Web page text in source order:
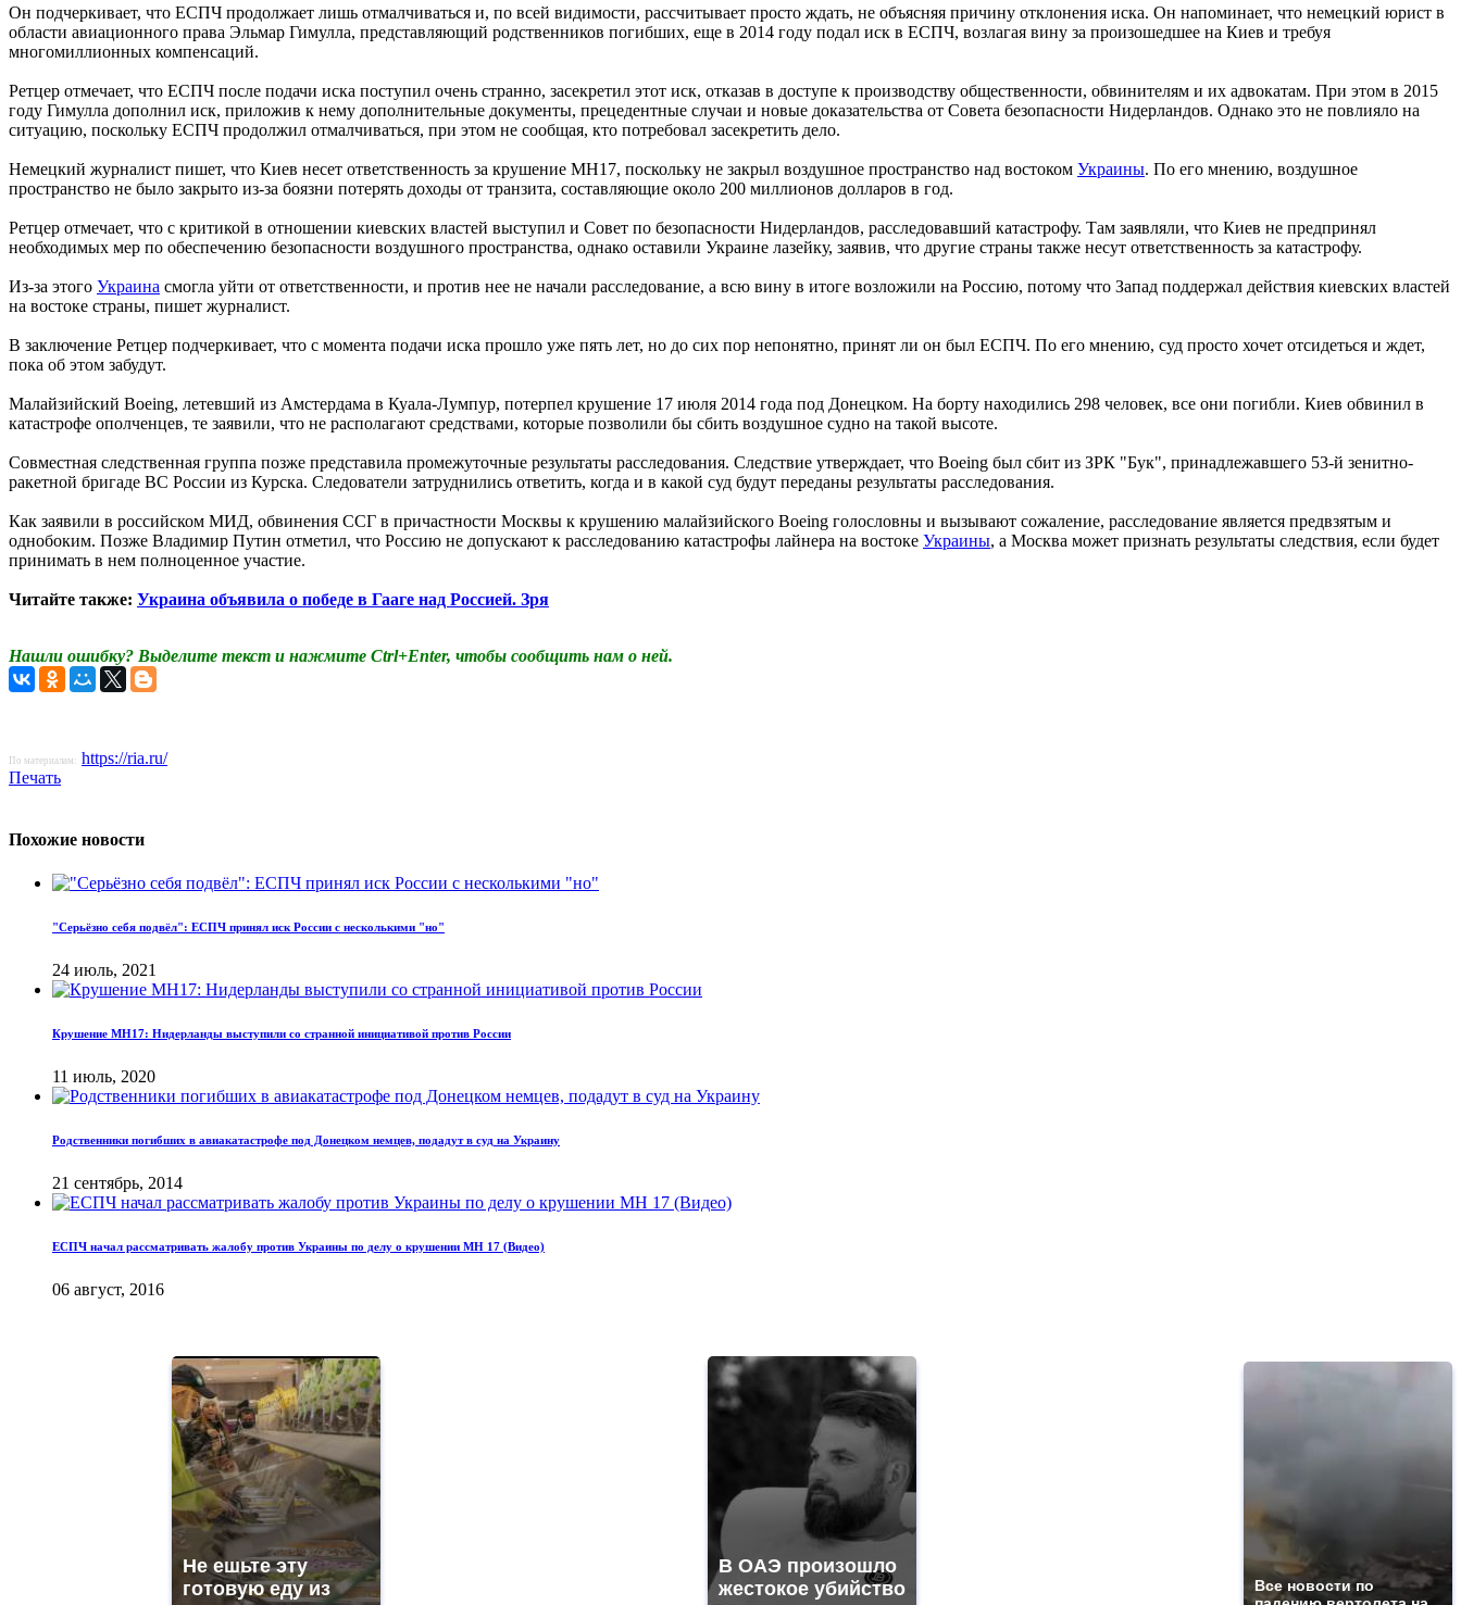
Он подчеркивает, что ЕСПЧ продолжает лишь отмалчиваться и, по всей видимости, рассчитывает просто ждать, не объясняя причину отклонения иска. Он напоминает, что немецкий юрист в
области авиационного права Эльмар Гимулла, представляющий родственников погибших, еще в 2014 году подал иск в ЕСПЧ, возлагая вину за произошедшее на Киев и требуя
многомиллионных компенсаций.
Ретцер отмечает, что ЕСПЧ после подачи иска поступил очень странно, засекретил этот иск, отказав в доступе к производству общественности, обвинителям и их адвокатам. При этом в 2015
году Гимулла дополнил иск, приложив к нему дополнительные документы, прецедентные случаи и новые доказательства от Совета безопасности Нидерландов. Однако это не повлияло на
ситуацию, поскольку ЕСПЧ продолжил отмалчиваться, при этом не сообщая, кто потребовал засекретить дело.
Немецкий журналист пишет, что Киев несет ответственность за крушение MH17, поскольку не закрыл воздушное пространство над востоком Украины. По его мнению, воздушное
пространство не было закрыто из-за боязни потерять доходы от транзита, составляющие около 200 миллионов долларов в год.
Ретцер отмечает, что с критикой в отношении киевских властей выступил и Совет по безопасности Нидерландов, расследовавший катастрофу. Там заявляли, что Киев не предпринял
необходимых мер по обеспечению безопасности воздушного пространства, однако оставили Украине лазейку, заявив, что другие страны также несут ответственность за катастрофу.
Из-за этого Украина смогла уйти от ответственности, и против нее не начали расследование, а всю вину в итоге возложили на Россию, потому что Запад поддержал действия киевских властей
на востоке страны, пишет журналист.
В заключение Ретцер подчеркивает, что с момента подачи иска прошло уже пять лет, но до сих пор непонятно, принят ли он был ЕСПЧ. По его мнению, суд просто хочет отсидеться и ждет,
пока об этом забудут.
Малайзийский Boeing, летевший из Амстердама в Куала-Лумпур, потерпел крушение 17 июля 2014 года под Донецком. На борту находились 298 человек, все они погибли. Киев обвинил в
катастрофе ополченцев, те заявили, что не располагают средствами, которые позволили бы сбить воздушное судно на такой высоте.
Совместная следственная группа позже представила промежуточные результаты расследования. Следствие утверждает, что Boeing был сбит из ЗРК "Бук", принадлежавшего 53-й зенитно-
ракетной бригаде ВС России из Курска. Следователи затруднились ответить, когда и в какой суд будут переданы результаты расследования.
Как заявили в российском МИД, обвинения ССГ в причастности Москвы к крушению малайзийского Boeing голословны и вызывают сожаление, расследование является предвзятым и
однобоким. Позже Владимир Путин отметил, что Россию не допускают к расследованию катастрофы лайнера на востоке Украины, а Москва может признать результаты следствия, если будет
принимать в нем полноценное участие.
Читайте также: Украина объявила о победе в Гааге над Россией. Зря
Нашли ошибку? Выделите текст и нажмите Ctrl+Enter, чтобы сообщить нам о ней.
По материалам: https://ria.ru/
Печать
Похожие новости
"Серьёзно себя подвёл": ЕСПЧ принял иск России с несколькими "но"
24 июль, 2021
Крушение МН17: Нидерланды выступили со странной инициативой против России
11 июль, 2020
Родственники погибших в авиакатастрофе под Донецком немцев, подадут в суд на Украину
21 сентябрь, 2014
ЕСПЧ начал рассматривать жалобу против Украины по делу о крушении MH 17 (Видео)
06 август, 2016
Не ешьте эту
готовую еду из
В ОАЭ произошло
жестокое убийство
Все новости по